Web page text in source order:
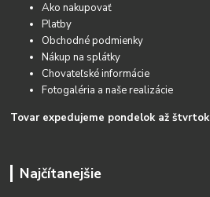
Ako nakupovať
Platby
Obchodné podmienky
Nákup na splátky
Chovateľské informácie
Fotogaléria a naše realizácie
Tovar expedujeme pondelok až štvrtok
Najčítanejšie